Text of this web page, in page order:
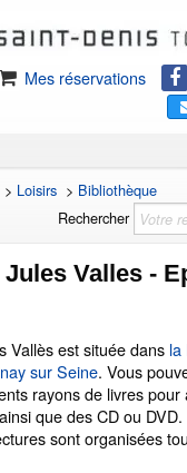
Mes réservations
> Loisirs > Bibliothèque
Rechercher
Valles -
Vallès est située dans la
sur Seine. Vous
rayons de livres
que des CD ou
sont organisées